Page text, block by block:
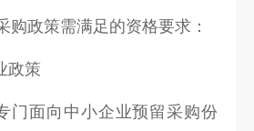
购政策需满足的资格要求：
政策
门面向中小企业预留采购份